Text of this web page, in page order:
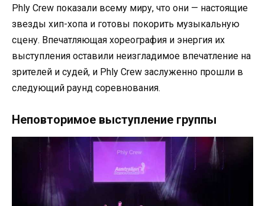
Phly Crew показали всему миру, что они — настоящие
звезды хип-хопа и готовы покорить музыкальную
сцену. Впечатляющая хореография и энергия их
выступления оставили неизгладимое впечатление на
зрителей и судей, и Phly Crew заслуженно прошли в
следующий раунд соревнования.
Неповторимое выступление группы